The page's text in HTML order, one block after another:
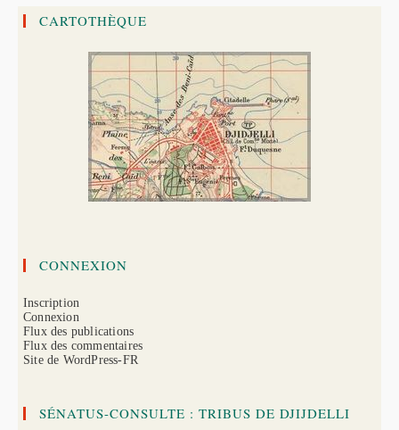
CARTOTHÈQUE
CONNEXION
Inscription
Connexion
Flux des publications
Flux des commentaires
Site de WordPress-FR
SÉNATUS-CONSULTE : TRIBUS DE DJIJDELLI